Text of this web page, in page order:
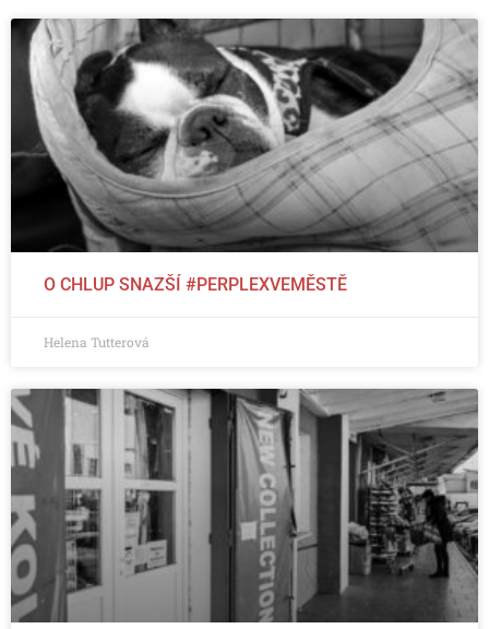
O CHLUP SNAZŠÍ #PERPLEXVEMĚSTĚ
Helena Tutterová